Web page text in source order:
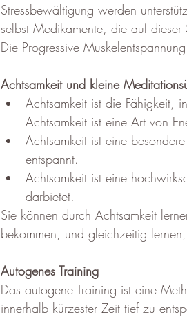
Stressbewältigung werden
selbst Medikamente, die auf
Die Progressive
Achtsamkeit und kleine
Achtsamkeit ist die Fähigkeit,
Achtsamkeit ist eine Art von
Achtsamkeit ist eine
entspannt.
Achtsamkeit ist eine
darbietet.
Sie können durch Achtsamkeit
bekommen, und gleichzeitig
Autogenes Training
Das autogene Training ist eine
innerhalb kürzester Zeit tief zu